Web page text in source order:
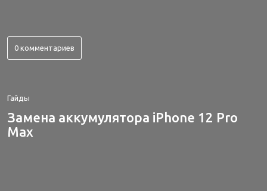
0 комментариев
Гайды
Замена аккумулятора iPhone 12 Pro
Max